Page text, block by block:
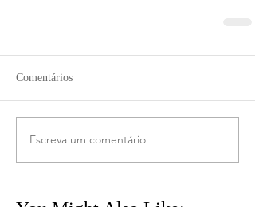
Comentários
Escreva um comentário